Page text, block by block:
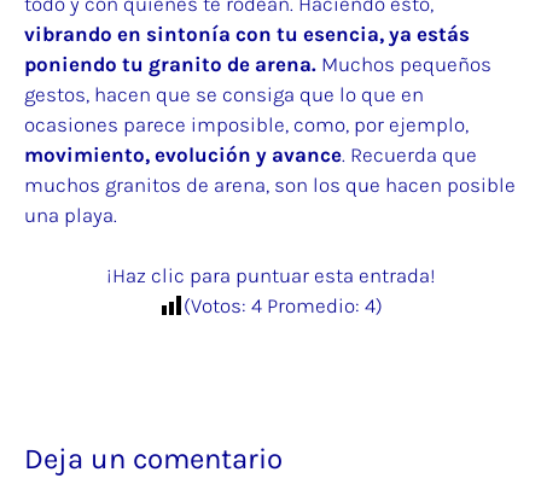
vibrando en sintonía con tu esencia, ya estás
poniendo tu granito de arena. Muchos pequeños
gestos, hacen que se consiga que lo que en
ocasiones parece imposible, como, por ejemplo,
movimiento, evolución y avance. Recuerda que
muchos granitos de arena, son los que hacen posible
una playa.
¡Haz clic para puntuar esta entrada!
(Votos: 4Promedio: 4)
Deja un comentario